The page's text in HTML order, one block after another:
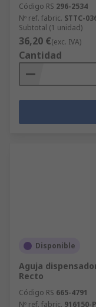
Código RS 296-2534
Nº ref. fabric. STTC-
Subtotal (1 unidad)
36,20 €(exc. IVA)
Cantidad
Disponible
Aguja
Recto
Código RS 665-4791
Nº ref. fabric. 916150-